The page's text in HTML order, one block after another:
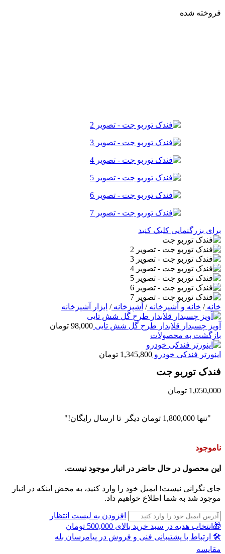
فروخته شده
برای بزرگنمایی کلیک کنید
خانه/ خانه و آشپزخانه/ آشپزخانه/ ابزار آشپزخانه
آویز چسبدار قلابدار طرح گل شش تایی 98,000 تومان
بازگشت به محصولات
اینورتر فندکی خودرو 1,345,800 تومان
فندک توربو جت
1,050,000 تومان
"تنها 1,800,000 تومان دیگر تا ارسال رایگان!"
ناموجود
این محصول در حال حاضر در انبار موجود نیست.
جای نگرانی نیست! ایمیل خود را وارد کنید، به محض اینکه در انبار
موجود شد به شما اطلاع خواهیم داد.
افزودن به لیست انتظار
🎁انتخاب هدیه در سبد خرید بالای 500,000 تومان
🛠 ارتباط با پشتیبانی فنی و فروش در پیامرسان بله
مقايسه